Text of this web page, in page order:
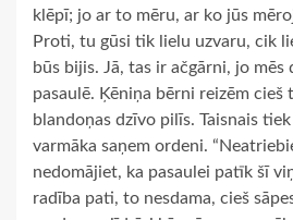
klēpī; jo ar to mēru, ar ko jūs
Proti, tu gūsi tik lielu uzvaru, cik
būs bijis. Jā, tas ir ačgārni, jo mēs
pasaulē. Ķēniņa bērni reizēm cieš
blandoņas dzīvo pilīs. Taisnais
varmāka saņem ordeni.
nedomājiet, ka pasaulei patīk šī
radība pati, to nesdama, cieš